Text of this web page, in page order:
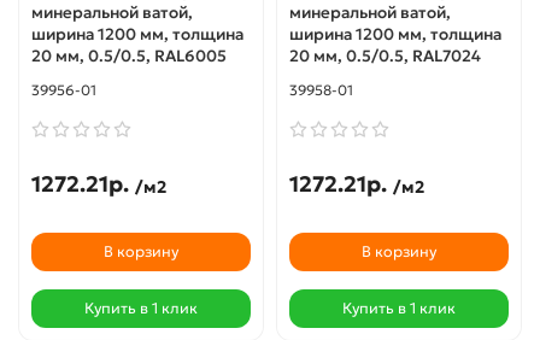
минеральной ватой,
ширина 1200 мм, толщина
20 мм, 0.5/0.5, RAL6005
39956-01
1272.21р. /м2
В корзину
Купить в 1 клик
минеральной ватой,
ширина 1200 мм, толщина
20 мм, 0.5/0.5, RAL7024
39958-01
1272.21р. /м2
В корзину
Купить в 1 клик